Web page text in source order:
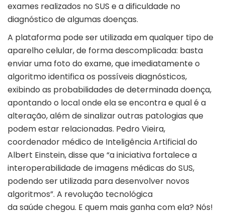
exames realizados no SUS e a dificuldade no
diagnóstico de algumas doenças.
A plataforma pode ser utilizada em qualquer tipo de
aparelho celular, de forma descomplicada: basta
enviar uma foto do exame, que imediatamente o
algoritmo identifica os possíveis diagnósticos,
exibindo as probabilidades de determinada doença,
apontando o local onde ela se encontra e qual é a
alteração, além de sinalizar outras patologias que
podem estar relacionadas. Pedro Vieira,
coordenador médico de Inteligência Artificial do
Albert Einstein, disse que “a iniciativa fortalece a
interoperabilidade de imagens médicas do SUS,
podendo ser utilizada para desenvolver novos
algoritmos”. A revolução tecnológica
da saúde chegou. E quem mais ganha com ela? Nós!